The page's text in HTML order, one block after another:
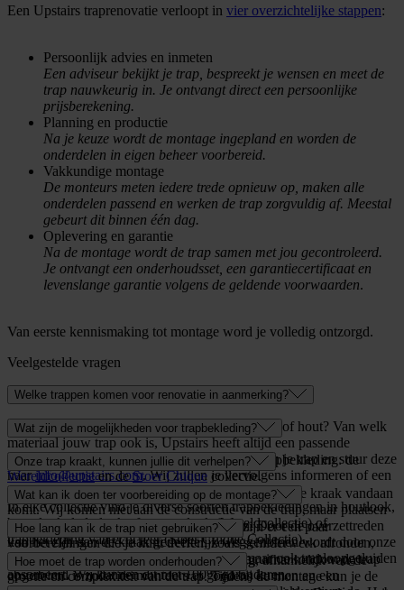
Een Upstairs traprenovatie verloopt in vier overzichtelijke stappen:
Persoonlijk advies en inmeten
Een adviseur bekijkt je trap, bespreekt je wensen en meet de
trap nauwkeurig in. Je ontvangt direct een persoonlijke
prijsberekening.
Planning en productie
Na je keuze wordt de montage ingepland en worden de
onderdelen in eigen beheer voorbereid.
Vakkundige montage
De monteurs meten iedere trede opnieuw op, maken alle
onderdelen passend en werken de trap zorgvuldig af. Meestal
gebeurt dit binnen één dag.
Oplevering en garantie
Na de montage wordt de trap samen met jou gecontroleerd.
Je ontvangt een onderhoudsset, een garantiecertificaat en
levenslange garantie volgens de geldende voorwaarden.
Van eerste kennismaking tot montage word je volledig ontzorgd.
Veelgestelde vragen
Welke trappen komen voor renovatie in aanmerking?
Heb je een trap van beton, marmer, steen, tegels of hout? Van welk
materiaal jouw trap ook is, Upstairs heeft altijd een passende
oplossing! Maak bij twijfel een aantal foto’s van je trap en stuur deze
naar info@upstairs.com. Wij zullen je vervolgens informeren of een
traprenovatie mogelijk is.
Wat zijn de mogelijkheden voor trapbekleding?
Bij Upstairs hebben we twee collecties voor trapbekleding: de
Wereldcollectieen deStoer Chiquecollectie.
In elke collectie vind je diverse soorten trapbekledingen in houtlook,
betonlook, lederlook of marmerlook (Wereldcollectie) of
trapbekleding van echt leer (Stoer Chique Collectie)
Onze trap kraakt, kunnen jullie dit verhelpen?
Dat is wel lastig, want het is afhankelijk van waar de kraak vandaan
komt. Wij komen niet aan de constructie van de trap, maar plaatsen
overzettreden over de bestaande traptreden. Door de overzettreden
kan het zijn dan de kraak gedeeltelijk weggenomen wordt door onze
speciale bruislijm die niet alleen stevig is, maar ook traploopgeluiden
absorbeert. Wij kunnen dit niet 100% garanderen.
Wat kan ik doen ter voorbereiding op de montage?
Om de montage soepel te laten verlopen, zijn er een paar
voorbereidingen die je kunt treffen, zoals schilderwerk afronden,
vloerbedekking verwijderen, zorgen dat de ruimte rondom de trap
opgeruimd is zodat de monteurs er goed bij kunnen en een
Hoe lang kan ik de trap niet gebruiken?
Gemiddeld duurt een traprenovatie één dag, afhankelijk van de
grootte en complexiteit van de trap. Tijdens de montage kun je de
Hoe moet de trap worden onderhouden?